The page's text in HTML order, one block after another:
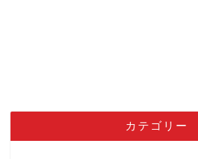
カテゴリー